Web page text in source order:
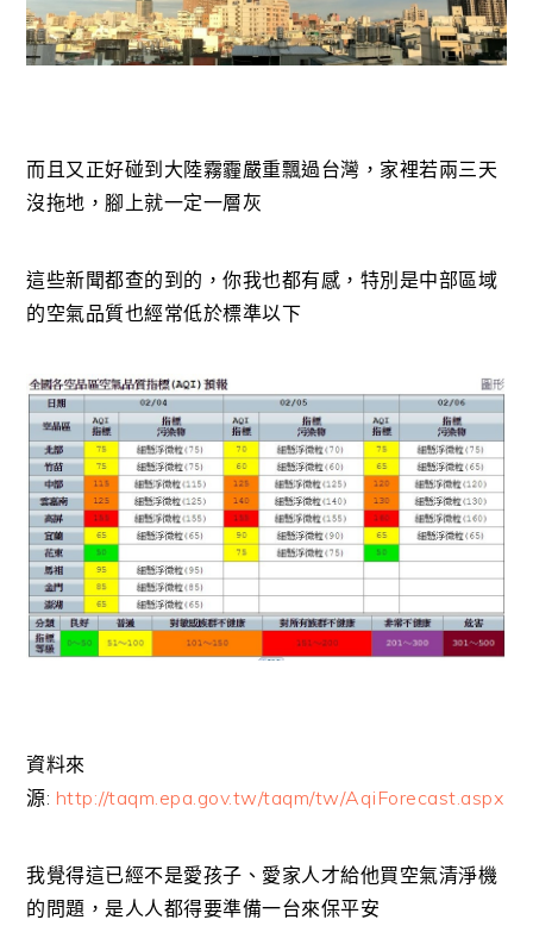
而且又正好碰到大陸霧霾嚴重飄過台灣，家裡若兩三天
沒拖地，腳上就一定一層灰
這些新聞都查的到的，你我也都有感，特別是中部區域
的空氣品質也經常低於標準以下
資料來
源: http://taqm.epa.gov.tw/taqm/tw/AqiForecast.aspx
我覺得這已經不是愛孩子、愛家人才給他買空氣清淨機
的問題，是人人都得要準備一台來保平安